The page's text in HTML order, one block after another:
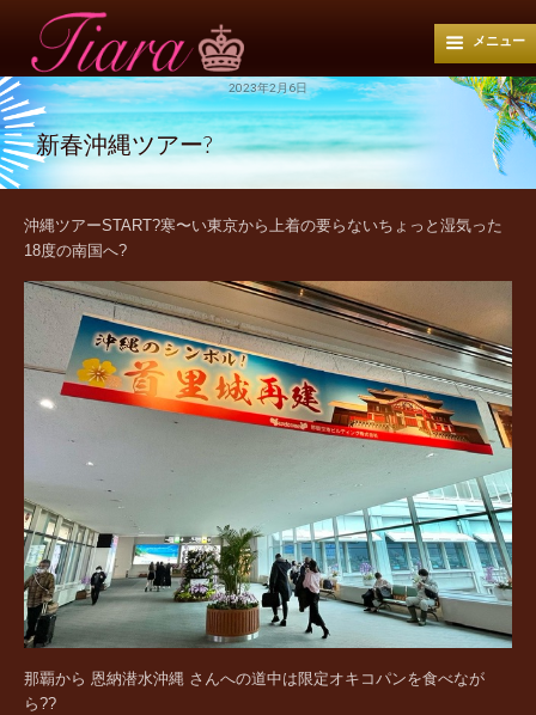
メニュー
2023年2月6日
新春沖縄ツアー?
沖縄ツアーSTART?寒〜い東京から上着の要らないちょっと湿気った
18度の南国へ?
那覇から 恩納潜水沖縄 さんへの道中は限定オキコパンを食べなが
ら??